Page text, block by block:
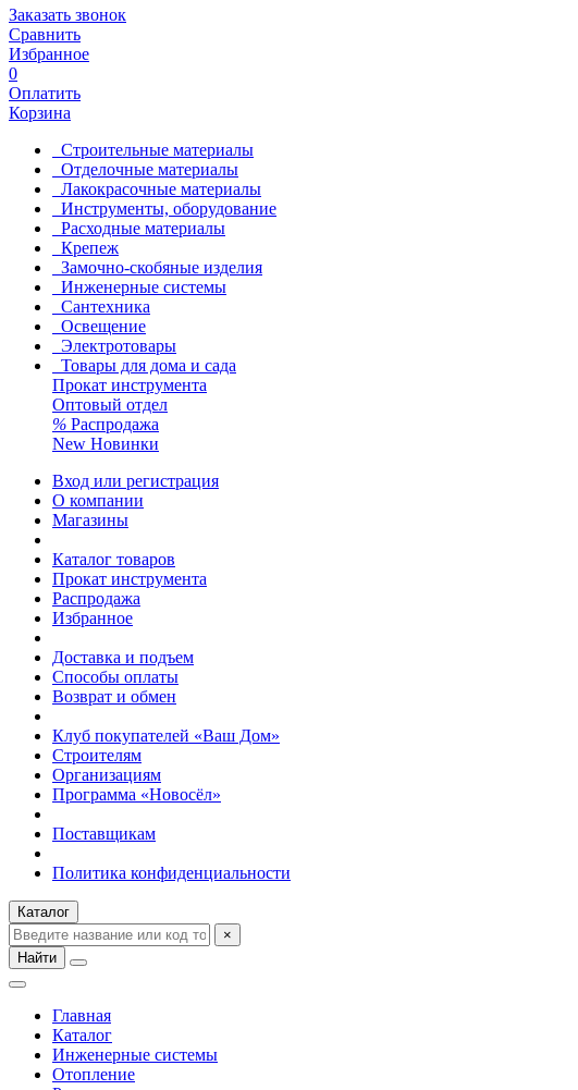
Заказать звонок
Сравнить
Избранное
0
Оплатить
Корзина
Строительные материалы
Отделочные материалы
Лакокрасочные материалы
Инструменты, оборудование
Расходные материалы
Крепеж
Замочно-скобяные изделия
Инженерные системы
Сантехника
Освещение
Электротовары
Товары для дома и сада
Прокат инструмента
Оптовый отдел
% Распродажа
New Новинки
Вход или регистрация
О компании
Магазины
Каталог товаров
Прокат инструмента
Распродажа
Избранное
Доставка и подъем
Способы оплаты
Возврат и обмен
Клуб покупателей «Ваш Дом»
Строителям
Организациям
Программа «Новосёл»
Поставщикам
Политика конфиденциальности
Каталог
×
Найти
Главная
Каталог
Инженерные системы
Отопление